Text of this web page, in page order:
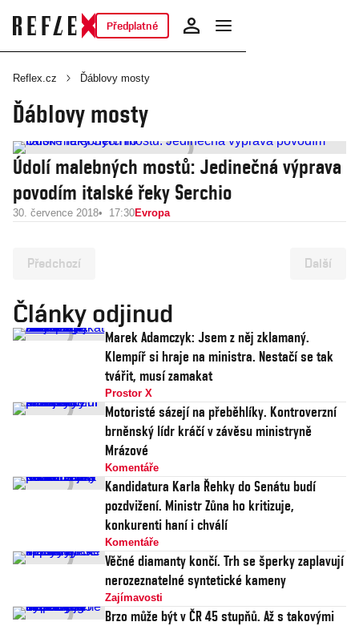
Předplatné
Reflex.cz Ďáblovy mosty
Ďáblovy mosty
Údolí malebných mostů: Jedinečná výprava
povodím italské řeky Serchio
30. července 2018 17:30Evropa
Předchozí Další
Články odjinud
Marek Adamczyk: Jsem z něj zklamaný.
Klempíř si hraje na ministra. Nestačí se tak
tvářit, musí zamakat
Prostor X
Motoristé sázejí na přeběhlíky. Kontroverzní
brněnský lídr kráčí v závěsu ministryně
Mrázové
Komentáře
Kandidatura Karla Řehky do Senátu budí
pozdvižení. Ministr Zůna ho kritizuje,
konkurenti haní i chválí
Komentáře
Věčné diamanty končí. Trh se šperky zaplavují
nerozeznatelné syntetické kameny
Zajímavosti
Brzo může být v ČR 45 stupňů. Až s takovými